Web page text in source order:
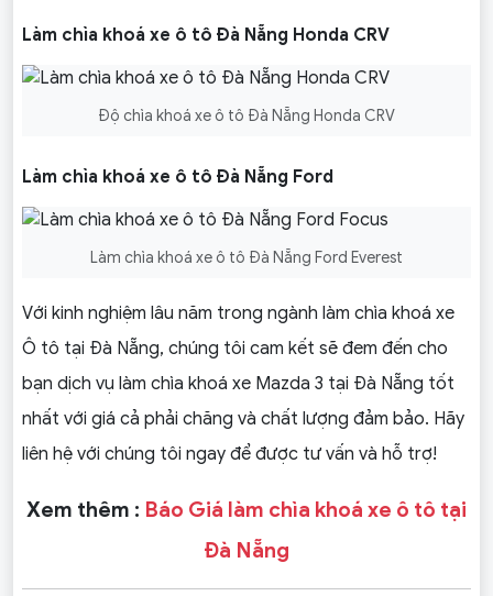
Làm chìa khoá xe ô tô Đà Nẵng Honda CRV
Độ chìa khoá xe ô tô Đà Nẵng Honda CRV
Làm chìa khoá xe ô tô Đà Nẵng Ford
Làm chìa khoá xe ô tô Đà Nẵng Ford Everest
Với kinh nghiệm lâu năm trong ngành làm chìa khoá xe
Ô tô tại Đà Nẵng, chúng tôi cam kết sẽ đem đến cho
bạn dịch vụ làm chìa khoá xe Mazda 3 tại Đà Nẵng tốt
nhất với giá cả phải chăng và chất lượng đảm bảo. Hãy
liên hệ với chúng tôi ngay để được tư vấn và hỗ trợ!
Xem thêm : Báo Giá làm chìa khoá xe ô tô tại
Đà Nẵng